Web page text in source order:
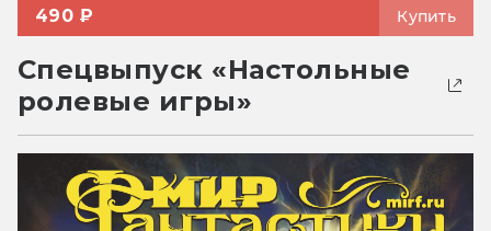
490 ₽ Купить
Спецвыпуск «Настольные
ролевые игры»